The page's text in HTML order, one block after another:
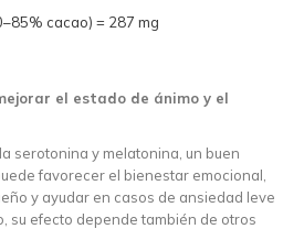
cacao) = 287 mg
el estado de ánimo y el
serotonina y melatonina, un buen
favorecer el bienestar emocional,
y ayudar en casos de ansiedad leve
su efecto depende también de otros